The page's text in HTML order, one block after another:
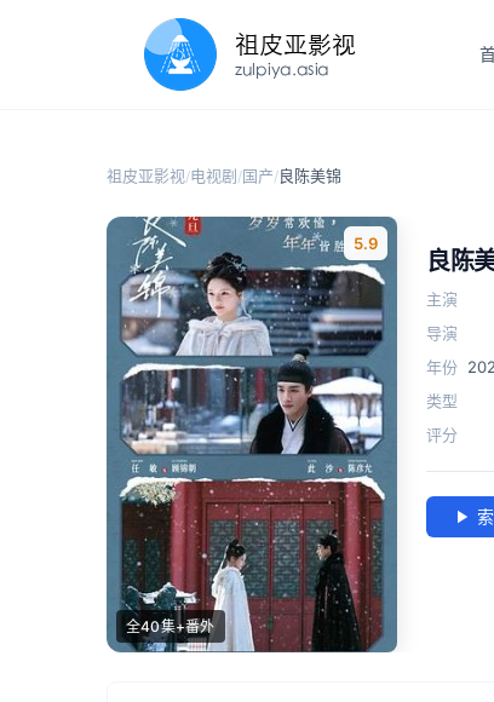
祖皮亚影视/电视剧/国产/良陈美锦
5.9
全40集+番外
良陈
主演
导演
年份
类型
评分